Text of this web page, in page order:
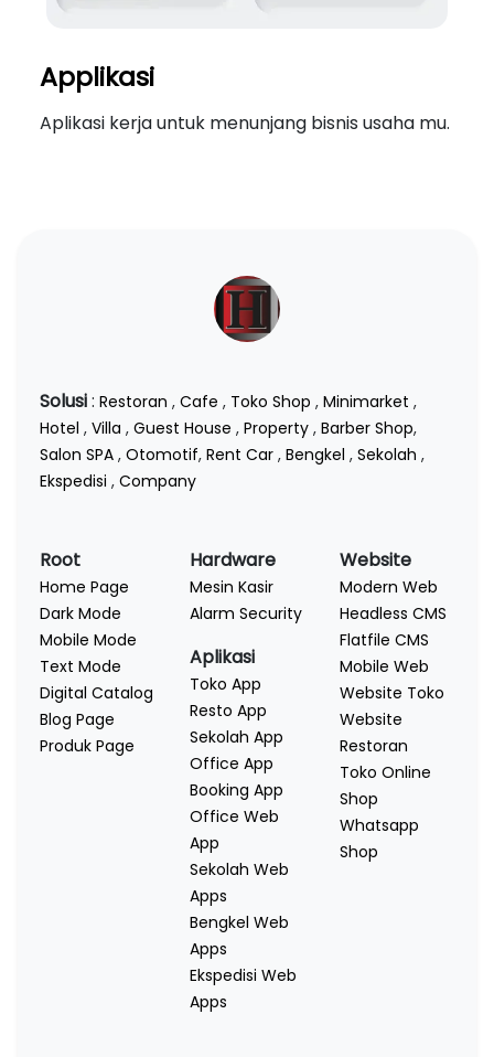
Applikasi
Aplikasi kerja untuk menunjang bisnis usaha mu.
Solusi: Restoran , Cafe , Toko Shop , Minimarket ,
Hotel , Villa , Guest House , Property , Barber Shop,
Salon SPA , Otomotif, Rent Car , Bengkel , Sekolah ,
Ekspedisi , Company
Root
Home Page
Dark Mode
Mobile Mode
Text Mode
Digital Catalog
Blog Page
Produk Page
Hardware
Mesin Kasir
Alarm Security
Aplikasi
Toko App
Resto App
Sekolah App
Office App
Booking App
Office Web
App
Sekolah Web
Apps
Bengkel Web
Apps
Ekspedisi Web
Apps
Website
Modern Web
Headless CMS
Flatfile CMS
Mobile Web
Website Toko
Website
Restoran
Toko Online
Shop
Whatsapp
Shop